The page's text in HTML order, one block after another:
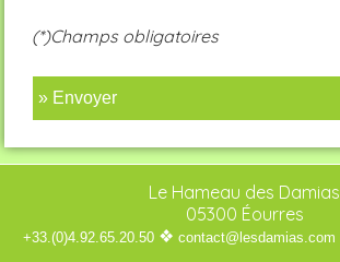
(*)Champs obligatoires
» Envoyer
Le Hameau des Damias
05300 Éourres
+33.(0)4.92.65.20.50 ❖ contact@lesdamias.com